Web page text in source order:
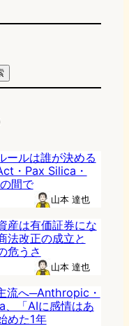
ールは誰が決める
・Pax Silica・
間で
山本 達也
産は有価証券にな
法改正の成立と
危うさ
山本 達也
流へ─Anthropic・
「AIに感情はあ
めた1年